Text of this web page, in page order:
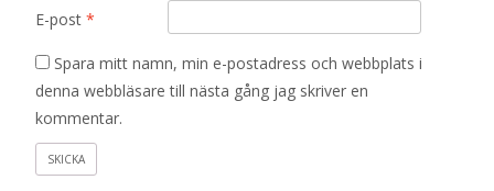
E-post *
Spara mitt namn, min e-postadress och webbplats i
denna webbläsare till nästa gång jag skriver en
kommentar.